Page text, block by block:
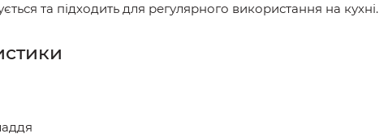
та підходить для регулярного використання на кухні.